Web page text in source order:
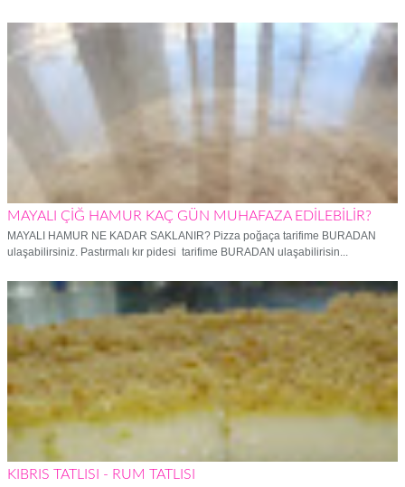
MAYALI ÇİĞ HAMUR KAÇ GÜN MUHAFAZA EDİLEBİLİR?
MAYALI HAMUR NE KADAR SAKLANIR? Pizza poğaça tarifime BURADAN
ulaşabilirsiniz. Pastırmalı kır pidesi tarifime BURADAN ulaşabilirisin...
KIBRIS TATLISI - RUM TATLISI